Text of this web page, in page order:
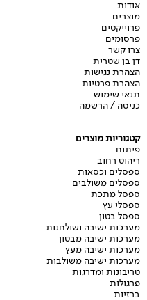
אודות
מוצרים
פרוייקטים
פרסומים
צרו קשר
דן בן שטרית
הצהרת נגישות
הצהרת פרטיות
תנאי שימוש
כניסה / הרשמה
קטגוריות מוצרים
פיתוח
ריהוט רחוב
ספסלים וכסאות
ספסלים משולבים
ספסל מתכת
ספסלי עץ
ספסל בטון
מערכות ישיבה ושולחנות
מערכות ישיבה מבטון
מערכות ישיבה מעץ
מערכות ישיבה משולבות
טריבונות ומדרגות
פרגולות
ברזיות